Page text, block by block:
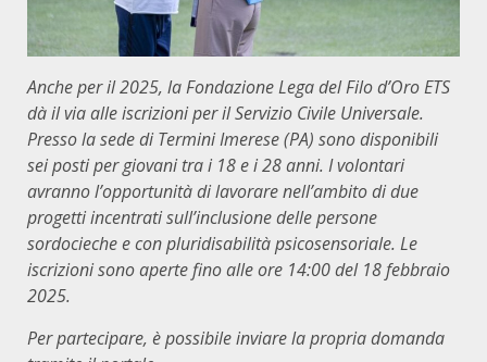
Anche per il 2025, la Fondazione Lega del Filo d’Oro ETS
dà il via alle iscrizioni per il Servizio Civile Universale.
Presso la sede di Termini Imerese (PA) sono disponibili
sei posti per giovani tra i 18 e i 28 anni. I volontari
avranno l’opportunità di lavorare nell’ambito di due
progetti incentrati sull’inclusione delle persone
sordocieche e con pluridisabilità psicosensoriale. Le
iscrizioni sono aperte fino alle ore 14:00 del 18 febbraio
2025.
Per partecipare, è possibile inviare la propria domanda